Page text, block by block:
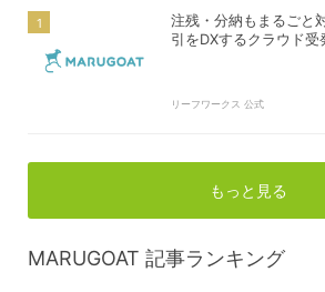
注残・分納もまるごと
引をDXするクラウド
リーフワークス 公式
もっと見る
MARUGOAT 記事ランキング